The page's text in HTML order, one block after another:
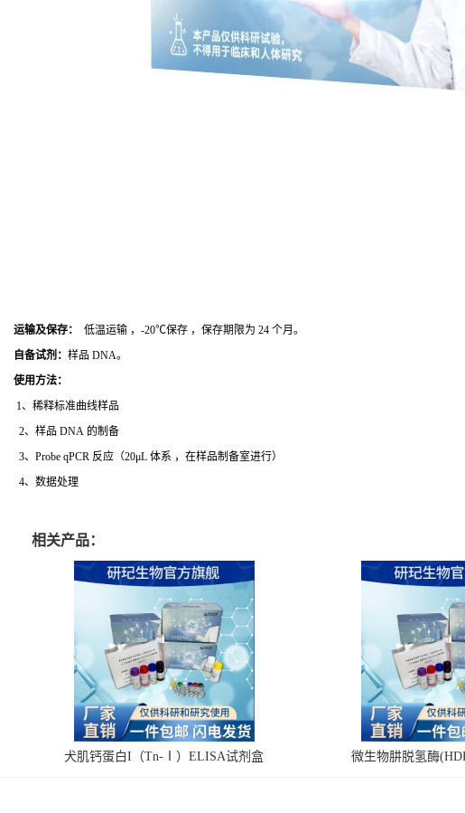
运输及保存：
低温运输 ，-20℃保存 ，保存期限为 24 个月。
自备试剂： 样品 DNA。
使用方法：
1、稀释标准曲线样品
2、样品 DNA 的制备
3、Probe qPCR 反应（20μL 体系 ，在样品制备室进行）
4、数据处理
相关产品：
犬肌钙蛋白I（Tn-Ⅰ）ELISA试剂盒 微生物肼脱氢酶